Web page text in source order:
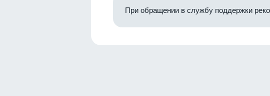
При обращении в службу поддержки